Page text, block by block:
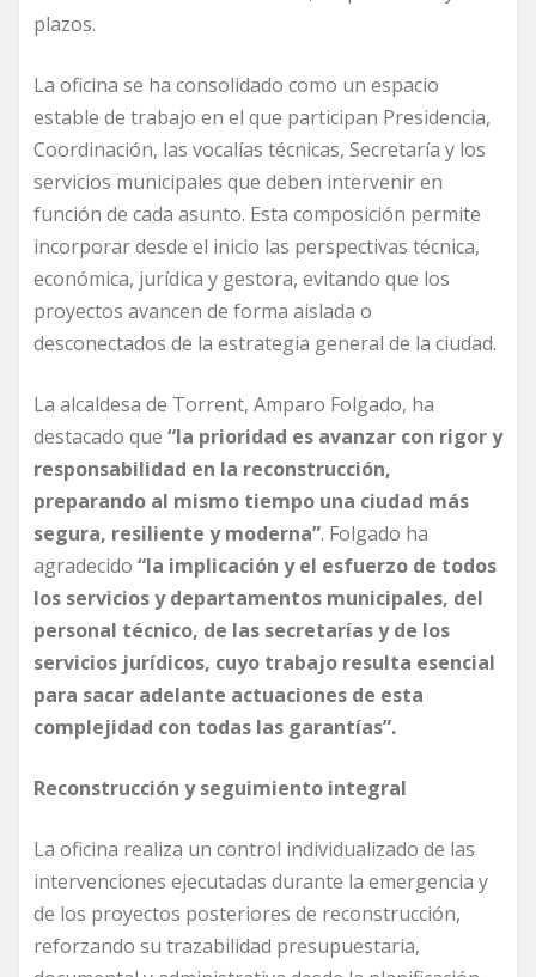
plazos.
La oficina se ha consolidado como un espacio
estable de trabajo en el que participan Presidencia,
Coordinación, las vocalías técnicas, Secretaría y los
servicios municipales que deben intervenir en
función de cada asunto. Esta composición permite
incorporar desde el inicio las perspectivas técnica,
económica, jurídica y gestora, evitando que los
proyectos avancen de forma aislada o
desconectados de la estrategia general de la ciudad.
La alcaldesa de Torrent, Amparo Folgado, ha
destacado que “la prioridad es avanzar con rigor y
responsabilidad en la reconstrucción,
preparando al mismo tiempo una ciudad más
segura, resiliente y moderna”. Folgado ha
agradecido “la implicación y el esfuerzo de todos
los servicios y departamentos municipales, del
personal técnico, de las secretarías y de los
servicios jurídicos, cuyo trabajo resulta esencial
para sacar adelante actuaciones de esta
complejidad con todas las garantías”.
Reconstrucción y seguimiento integral
La oficina realiza un control individualizado de las
intervenciones ejecutadas durante la emergencia y
de los proyectos posteriores de reconstrucción,
reforzando su trazabilidad presupuestaria,